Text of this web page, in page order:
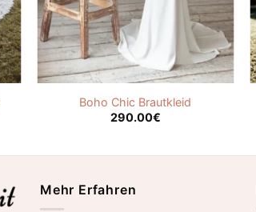
Boho Chic Brautkleid
290.00€
Mehr Erfahren